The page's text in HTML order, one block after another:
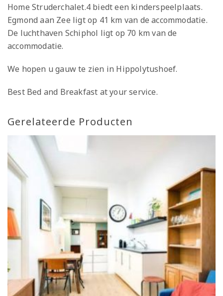
Home Struderchalet.4 biedt een kinderspeelplaats.
Egmond aan Zee ligt op 41 km van de accommodatie.
De luchthaven Schiphol ligt op 70 km van de
accommodatie.
We hopen u gauw te zien in Hippolytushoef.
Best Bed and Breakfast at your service.
Gerelateerde Producten